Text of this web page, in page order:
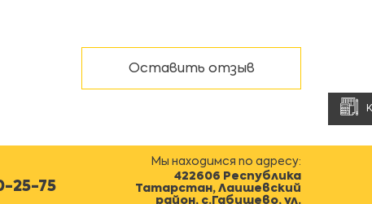
Оставить отзыв
25-75
Мы находимся по адресу:
422606 Республика
Татарстан, Лаишевский
район, с.Габишево, ул.